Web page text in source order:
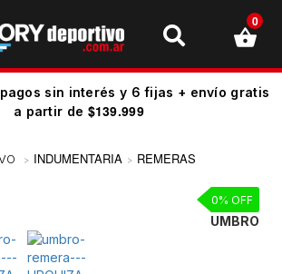
pagos sin interés y 6 fijas + envío gratis
a partir de $139.999
0
INDUMENTARIA REMERAS
0% OFF
UMBRO